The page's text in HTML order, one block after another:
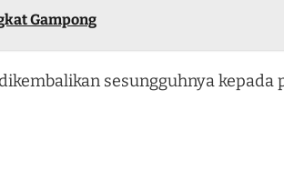
Gampong
sesungguhnya kepada